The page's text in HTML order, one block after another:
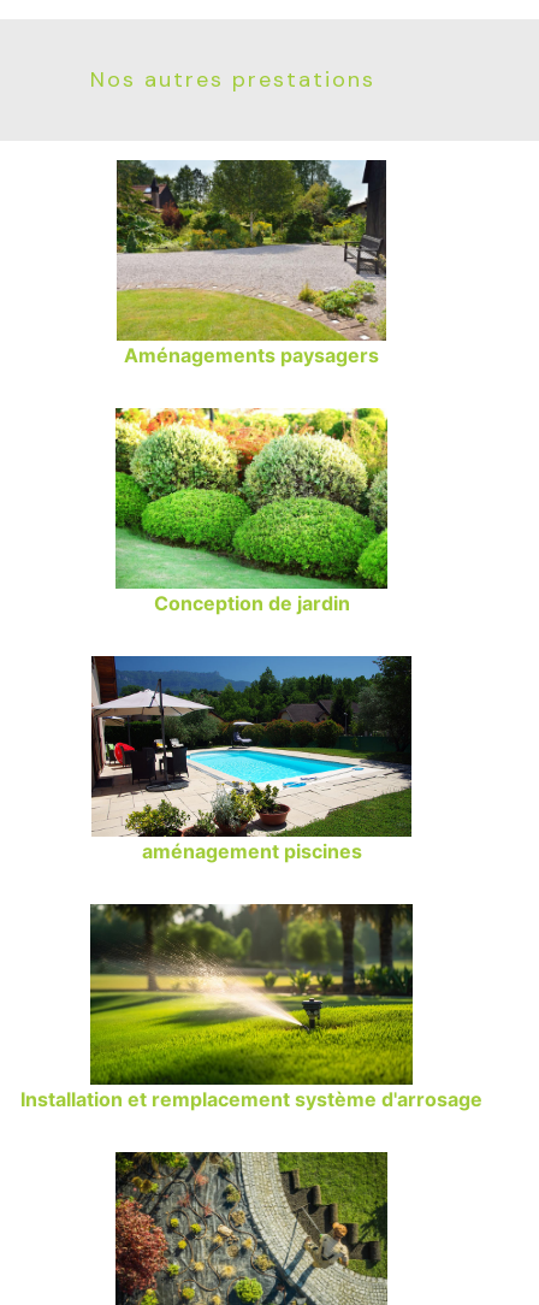
Nos autres prestations
Aménagements paysagers
Conception de jardin
aménagement piscines
Installation et remplacement système d'arrosage